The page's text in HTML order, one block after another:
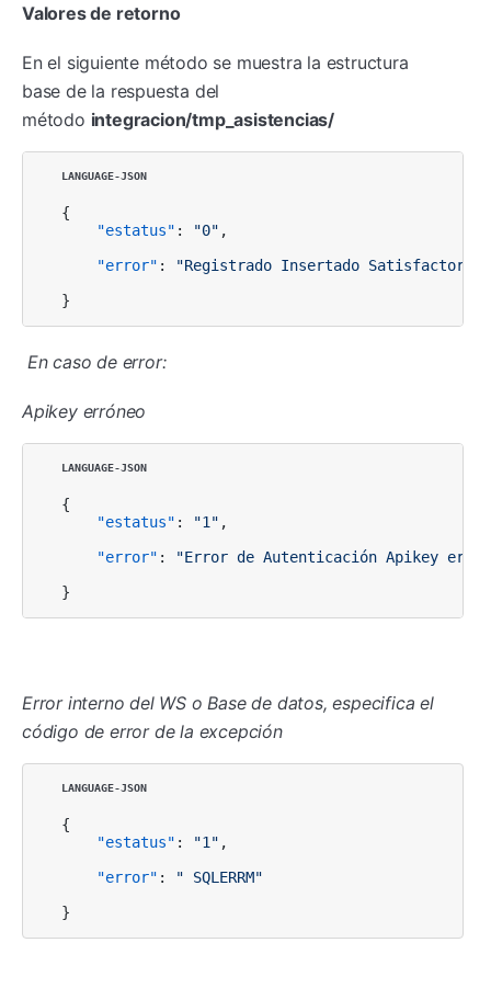
Valores de retorno
En el siguiente método se muestra la estructura
base de la respuesta del
método integracion/tmp_asistencias/
{
"estatus" : "0" ,
"error" :
"Registrado Insertado
}
En caso de error:
Apikey erróneo
{
"estatus" : "1" ,
"error" :
"Error de Autenticación Apikey
}
Error interno del WS o Base de datos, especifica el
código de error de la excepción
{
"estatus" : "1" ,
"error" :
" SQLERRM"
}